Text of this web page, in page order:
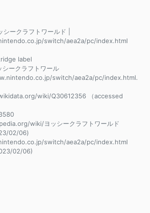
ークラフトワールド |
switch/aea2a/pc/index.html
label
ークラフトワール
switch/aea2a/pc/index.html.
wiki/Q30612356 （accessed
wiki/ヨッシークラフトワールド
02/06)
switch/aea2a/pc/index.html
02/06)